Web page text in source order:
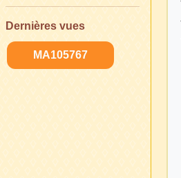
Dernières vues
MA105767